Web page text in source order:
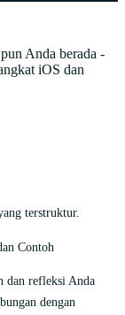
Anda berada -
iOS dan
terstruktur.
Contoh
dan refleksi Anda
dengan